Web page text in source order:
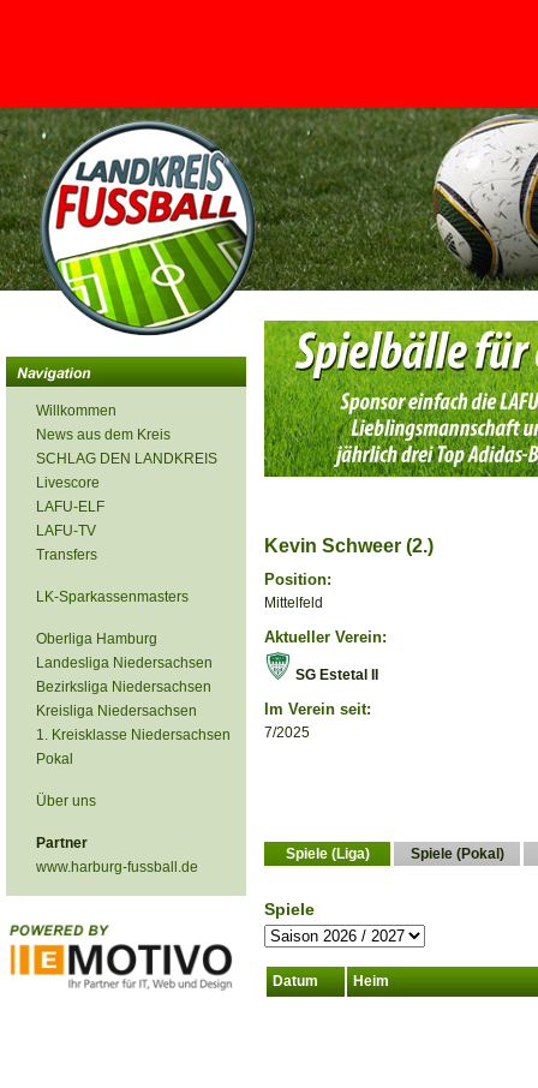
<
Willkommen
News aus dem Kreis
SCHLAG DEN LANDKREIS
Livescore
LAFU-ELF
LAFU-TV
Transfers
LK-Sparkassenmasters
Oberliga Hamburg
Landesliga Niedersachsen
Bezirksliga Niedersachsen
Kreisliga Niedersachsen
1. Kreisklasse Niedersachsen
Pokal
Über uns
Partner
www.harburg-fussball.de
Kevin Schweer (2.)
Position:
Mittelfeld
Aktueller Verein:
SG Estetal II
Im Verein seit:
7/2025
Spiele (Liga) Spiele (Pokal)
Spiele
Datum Heim